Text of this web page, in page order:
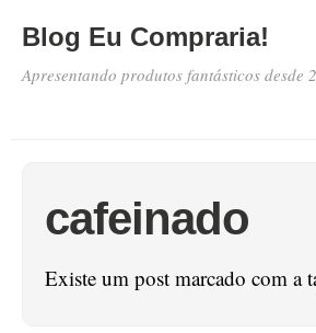
Blog Eu Compraria!
Apresentando produtos fantásticos desde
cafeinado
Existe um post marcado com a